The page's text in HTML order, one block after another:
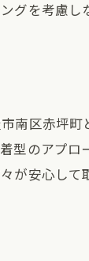
グを考慮
南区赤坪
型のアプ
が安心して